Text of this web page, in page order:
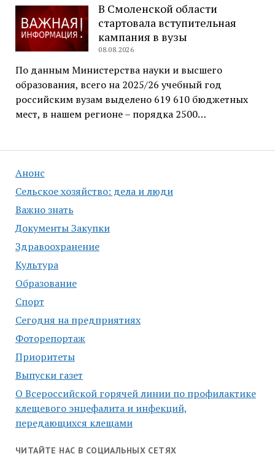
Анонс
Сельское хозяйство: дела и люди
Важно знать
Документы Закупки
Здравоохранение
Культура
Образование
Спорт
Сегодня на предприятиях
Фоторепортаж
Приоритеты
Выпуски газет
О Всероссийской горячей линии по профилактике
клещевого энцефалита и инфекций,
передающихся клещами
ЧИТАЙТЕ НАС В СОЦИАЛЬНЫХ СЕТЯХ
В Смоленской области
стартовала вступительная
кампания в вузы
08.08.2026
По данным Министерства науки и высшего
образования, всего на 2025/26 учебный год
российским вузам выделено 619 610 бюджетных
мест, в нашем регионе – порядка 2500…